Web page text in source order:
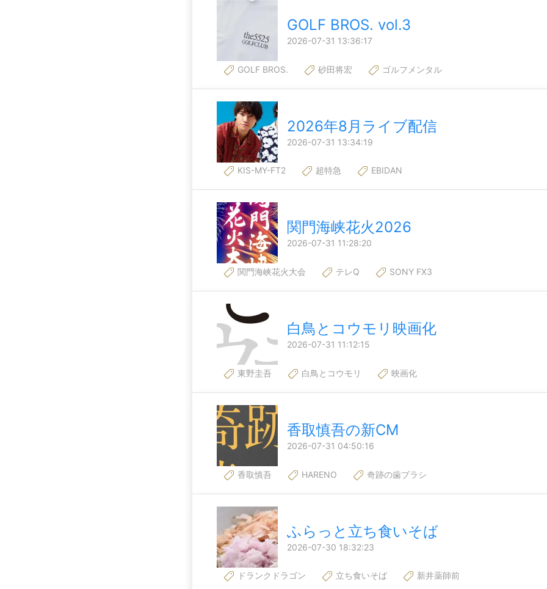
GOLF BROS. vol.3
2026-07-31 13:36:17
GOLF BROS. 砂田将宏 ゴルフメンタル
2026年8月ライブ配信
2026-07-31 13:34:19
KIS-MY-FT2 超特急 EBIDAN
関門海峡花火2026
2026-07-31 11:28:20
関門海峡花火大会 テレQ SONY FX3
白鳥とコウモリ映画化
2026-07-31 11:12:15
東野圭吾 白鳥とコウモリ 映画化
香取慎吾の新CM
2026-07-31 04:50:16
香取慎吾 HARENO 奇跡の歯ブラシ
ふらっと立ち食いそば
2026-07-30 18:32:23
ドランクドラゴン 立ち食いそば 新井薬師前